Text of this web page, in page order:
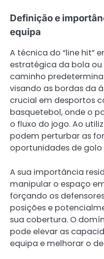
Definição e
equipa
A técnica do “line hit”
estratégica da bola
caminho
visando as bordas da
crucial em desportos
basquetebol, onde o
o fluxo do jogo. Ao
podem perturbar as
oportunidades de golo
A sua importância
manipular o espaço
forçando os
posições e
sua cobertura. O
pode elevar as
equipa e melhorar o